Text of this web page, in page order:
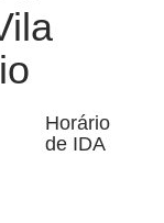
Horário
de IDA